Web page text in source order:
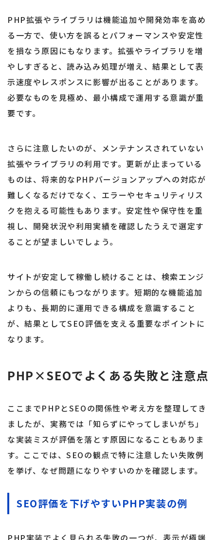
PHP拡張やライブラリは機能追加や開発効率を高め
る一方で、使い方を誤るとパフォーマンスや安定性
を損なう原因にもなります。拡張やライブラリを増
やしすぎると、読み込み処理が増え、結果として表
示速度やレスポンスに影響が出ることがあります。
必要なものを見極め、最小構成で運用する意識が重
要です。
さらに注意したいのが、メンテナンスされていない
拡張やライブラリの利用です。更新が止まっている
ものは、将来的なPHPバージョンアップへの対応が
難しくなるだけでなく、エラーやセキュリティリス
クを抱える可能性もあります。安定性や保守性を重
視し、開発状況や利用実績を確認したうえで選定す
ることが望ましいでしょう。
サイトが安定して稼働し続けることは、検索エンジ
ンからの信頼にもつながります。短期的な機能追加
よりも、長期的に運用できる構成を意識すること
が、結果としてSEO評価を支える重要なポイントに
なります。
PHP×SEOでよくある失敗と注意点
ここまでPHPとSEOの関係性や考え方を整理してき
ましたが、実務では「知らずにやってしまいがち」
な実装ミスが評価を落とす原因になることもありま
す。ここでは、SEOの観点で特に注意したい失敗例
を挙げ、なぜ問題になりやすいのかを確認します。
SEO評価を下げやすいPHP実装の例
PHP実装でよく見られる失敗の一つが、表示が極端